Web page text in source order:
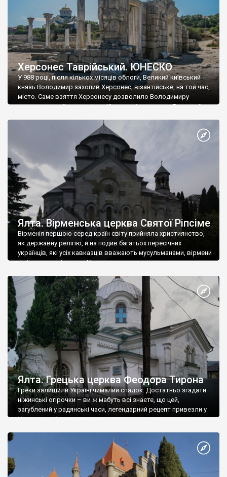
Херсонес Таврійський. ЮНЕСКО
У 988 році, після кількох місяців облоги, Великий київський
князь Володимир захопив Херсонес, візантійське, на той час,
місто. Саме взяття Херсонесу дозволило Володимиру
диктувати свої умови візантійському імператору Василю ІІ, та
Херсонесі Володимир-язичник, став Василем-християнином.
А потім було Хрещення Русі. На честь Херсонесу Таврійського
Ялта. Вірменська церква Святої Ріпсіме
Вірменія першою серед країн світу прийняла християнство,
як державну релігію, й на подив багатьох пересічних
українців, які усіх кавказців вважають мусульманами, вірмени
є відданими вірянами Христа
Ялта. Грецька церква Феодора Тирона
Греки залишили Україні чималий спадок. Достатньо згадати
ніжинські огірочки – ви ж мабуть всі знаєте, що цей,
загублений у радянські часи, легендарний рецепт привезли у
Ніжин греки?